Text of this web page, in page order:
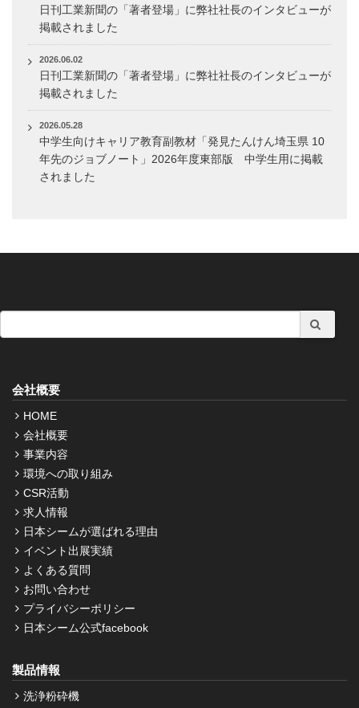
日刊工業新聞の「著者登場」に弊社社長のインタビューが
掲載されました
2026.06.02
日刊工業新聞の「著者登場」に弊社社長のインタビューが
掲載されました
2026.05.28
中学生向けキャリア教育副教材「発見たんけん埼玉県 10
年先のジョブノート」2026年度東部版 中学生用に掲載
されました
会社概要
HOME
会社概要
事業内容
環境への取り組み
CSR活動
求人情報
日本シームが選ばれる理由
イベント出展実績
よくある質問
お問い合わせ
プライバシーポリシー
日本シーム公式facebook
製品情報
洗浄粉砕機